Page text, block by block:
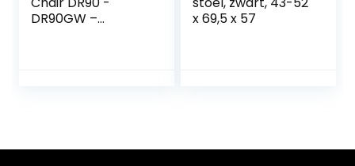
DR90GW –
x 69,5 x 57